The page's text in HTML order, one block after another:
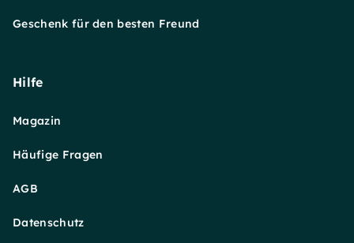
Geschenk für den besten Freund
Hilfe
Magazin
Häufige Fragen
AGB
Datenschutz